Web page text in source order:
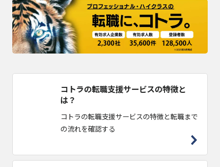
コトラの転職支援サービスの特徴と
は？
コトラの転職支援サービスの特徴と転職まで
の流れを確認する